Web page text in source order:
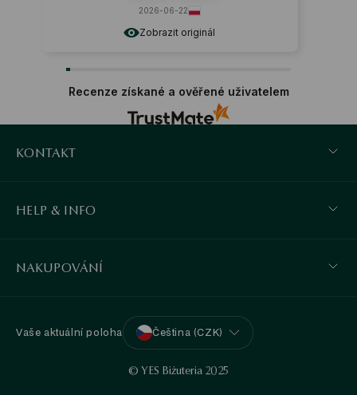
Zobrazit originál
2026-06-22
Recenze získané a ověřené uživatelem
KONTAKT
HELP & INFO
NAKUPOVÁNÍ
Vaše aktuální poloha Čeština (CZK)
© YES Biżuteria 2025